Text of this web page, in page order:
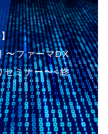
〜ファーマDX
セミナー〜<終